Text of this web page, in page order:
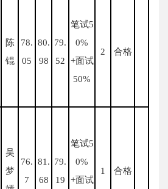
陈
锟
78.
05
80.
98
79.
52
笔试5
0%
+面试
50%
2 合格
吴
梦
76.
7
81.
68
79.
19
笔试5
0%
+面试
1 合格